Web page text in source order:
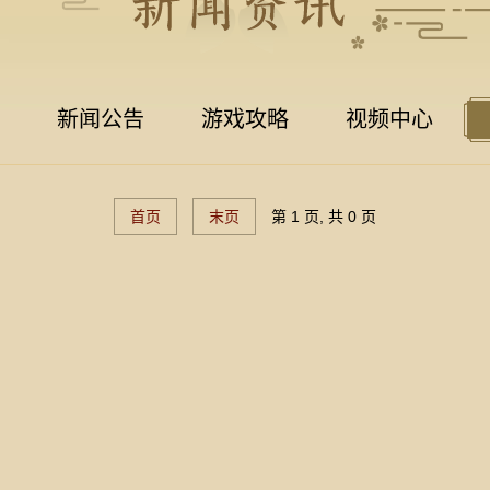
新闻公告 游戏攻略 视频中心
首页 末页 第 1 页, 共 0 页